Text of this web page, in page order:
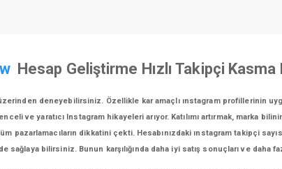
Hesap Geliştirme Hızlı Takipçi Kasma
deneyebilirsiniz. Özellikle kar amaçlı ınstagram profillerinin
ve yaratıcı Instagram hikayeleri arıyor. Katılımı artırmak, marka
dikkatini çekti. Hesabınızdaki ınstagram takipçi
sağlaya bilirsiniz. Bunun karşılığında daha iyi satış sonuçları ve daha